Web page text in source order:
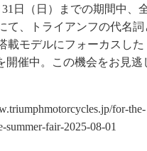
日（日）までの期間中、
て、トライアンフの代名詞
載モデルにフォーカスした
開催中。この機会をお見逃
for-the-
summer-fair-2025-08-01